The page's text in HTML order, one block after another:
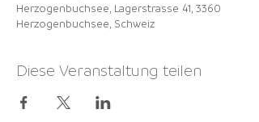
Herzogenbuchsee, Lagerstrasse 41, 3360
Herzogenbuchsee, Schweiz
Diese Veranstaltung teilen